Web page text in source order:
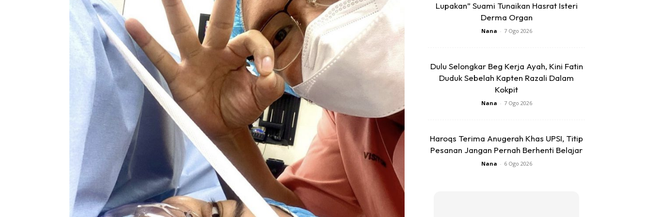
Lupakan” Suami Tunaikan Hasrat Isteri
Derma Organ
Nana - 7 Ogo 2026
Dulu Selongkar Beg Kerja Ayah, Kini Fatin
Duduk Sebelah Kapten Razali Dalam
Kokpit
Nana - 7 Ogo 2026
Haroqs Terima Anugerah Khas UPSI, Titip
Pesanan Jangan Pernah Berhenti Belajar
Nana - 6 Ogo 2026